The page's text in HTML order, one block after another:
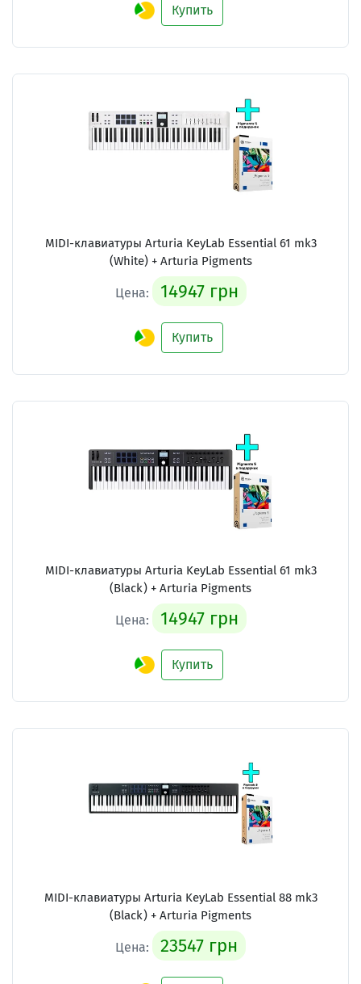
Купить
MIDI-клавиатуры Arturia KeyLab Essential 61 mk3
(White) + Arturia Pigments
Цена: 14947 грн
Купить
MIDI-клавиатуры Arturia KeyLab Essential 61 mk3
(Black) + Arturia Pigments
Цена: 14947 грн
Купить
MIDI-клавиатуры Arturia KeyLab Essential 88 mk3
(Black) + Arturia Pigments
Цена: 23547 грн